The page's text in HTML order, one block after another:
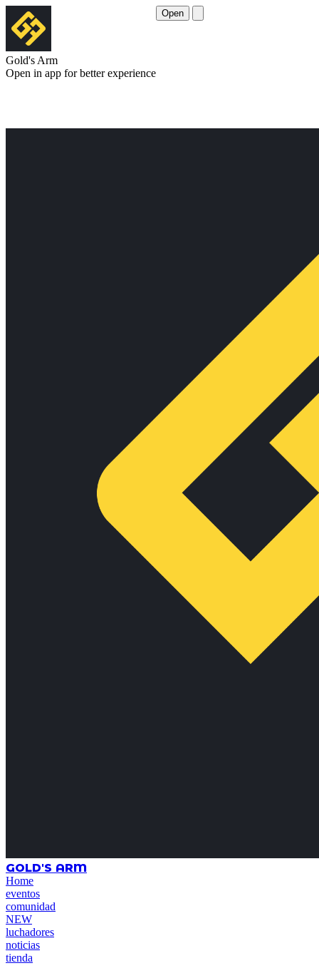
Gold's Arm
Open in app for better experience
Open
GOLD'S ARM
Home
eventos
comunidad
NEW
luchadores
noticias
tienda